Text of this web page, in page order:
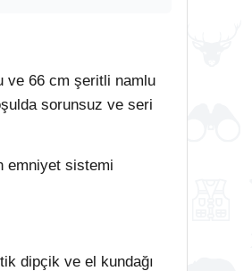
ve 66 cm şeritli namlu
sorunsuz ve seri
emniyet sistemi
dipçik ve el kundağı